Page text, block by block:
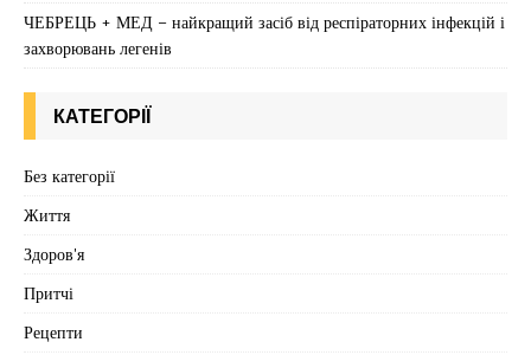
ЧЕБРЕЦЬ + МЕД – найкращий засіб від респіраторних інфекцій і
захворювань легенів
КАТЕГОРІЇ
Без категорії
Життя
Здоров'я
Притчі
Рецепти